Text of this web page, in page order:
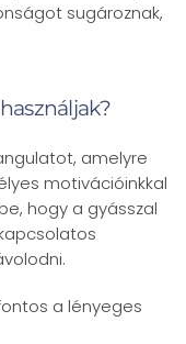
sugároznak,
amelyre
motivációinkkal
hogy a gyásszal
a lényeges